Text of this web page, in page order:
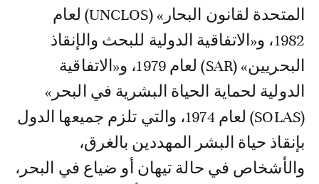
المتحدة لقانون البحار» (UNCLOS) لعام
1982، و«الاتفاقية الدولية للبحث والإنقاذ
البحريين» (SAR) لعام 1979، و«الاتفاقية
الدولية لحماية الحياة البشرية في البحر»
(SOLAS) لعام 1974، والتي تلزم جميعها الدول
بإنقاذ حياة البشر المهددين بالغرق،
والأشخاص في حالة تيهان أو ضياع في البحر،